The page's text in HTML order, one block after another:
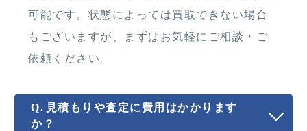
可能です。状態によっては買取できない場合
もございますが、まずはお気軽にご相談・ご
依頼ください。
見積もりや査定に費用はかかります
か？